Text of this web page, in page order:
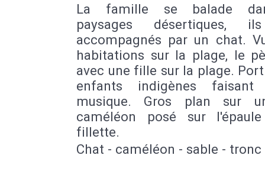
La famille se balade
paysages désertiques,
accompagnés par un chat.
habitations sur la plage, le
avec une fille sur la plage.
enfants indigènes
musique. Gros plan sur
caméléon posé sur
fillette.
Chat - caméléon - sable - tronc